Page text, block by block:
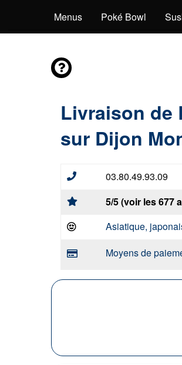
Menus Poké Bowl
Livraison de
sur Dijon
03.80.49.93.09
5/5 (voir les 677
Asiatique,
Moyens de